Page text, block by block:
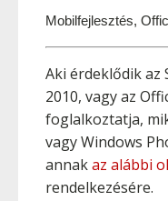
Mobilfejlesztés,
Aki érdeklődik az
2010, vagy az
foglalkoztatja,
vagy Windows
annakaz alábbi
rendelkezésére.